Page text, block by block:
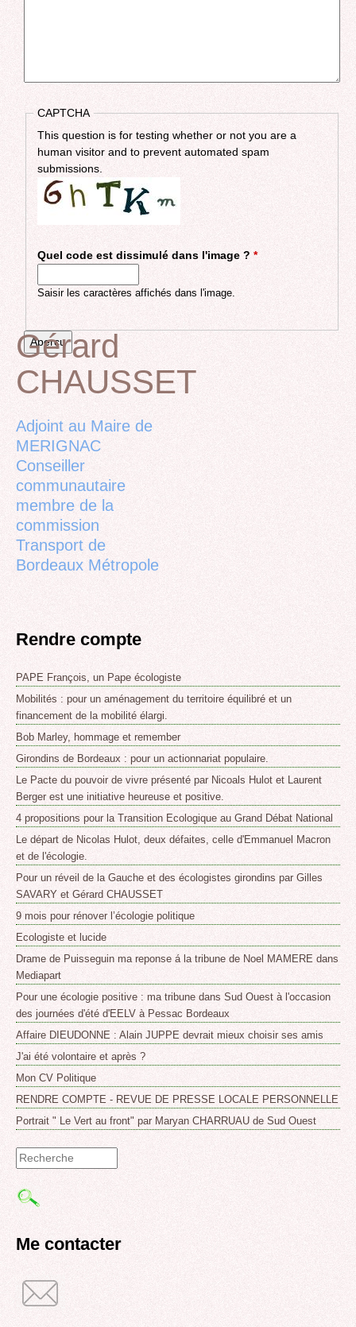
CAPTCHA
This question is for testing whether or not you are a
human visitor and to prevent automated spam
submissions.
Quel code est dissimulé dans l'image ? *
Saisir les caractères affichés dans l'image.
Back
to
Gérard
CHAUSSET
Adjoint au Maire de
MERIGNAC
Conseiller
communautaire
membre de la
commission
Transport de
Bordeaux Métropole
Rendre compte
PAPE François, un Pape écologiste
Mobilités : pour un aménagement du territoire équilibré et un
financement de la mobilité élargi.
Bob Marley, hommage et remember
Girondins de Bordeaux : pour un actionnariat populaire.
Le Pacte du pouvoir de vivre présenté par Nicoals Hulot et Laurent
Berger est une initiative heureuse et positive.
4 propositions pour la Transition Ecologique au Grand Débat National
Le départ de Nicolas Hulot, deux défaites, celle d'Emmanuel Macron
et de l'écologie.
Pour un réveil de la Gauche et des écologistes girondins par Gilles
SAVARY et Gérard CHAUSSET
9 mois pour rénover l’écologie politique
Ecologiste et lucide
Drame de Puisseguin ma reponse á la tribune de Noel MAMERE dans
Mediapart
Pour une écologie positive : ma tribune dans Sud Ouest à l'occasion
des journées d'été d'EELV à Pessac Bordeaux
Affaire DIEUDONNE : Alain JUPPE devrait mieux choisir ses amis
J'ai été volontaire et après ?
Mon CV Politique
RENDRE COMPTE - REVUE DE PRESSE LOCALE PERSONNELLE
Portrait " Le Vert au front" par Maryan CHARRUAU de Sud Ouest
de
Me contacter